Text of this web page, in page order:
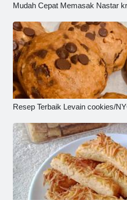
Mudah Cepat Memasak Nastar
Resep Terbaik Levain cookies/